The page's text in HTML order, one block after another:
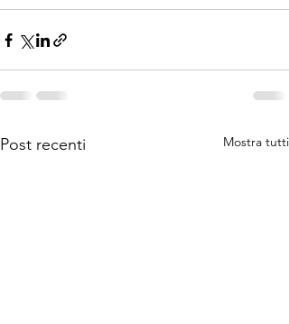
Post recenti Mostra tutti